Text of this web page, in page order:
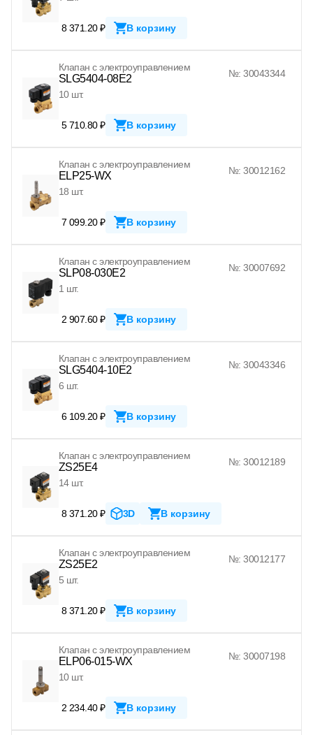
8 371.20 ₽ В корзину
Клапан с электроуправлением
SLG5404-08E2
№: 30043344
10 шт.
5 710.80 ₽ В корзину
Клапан с электроуправлением
ELP25-WX
№: 30012162
18 шт.
7 099.20 ₽ В корзину
Клапан с электроуправлением
SLP08-030E2
№: 30007692
1 шт.
2 907.60 ₽ В корзину
Клапан с электроуправлением
SLG5404-10E2
№: 30043346
6 шт.
6 109.20 ₽ В корзину
Клапан с электроуправлением
ZS25E4
№: 30012189
14 шт.
8 371.20 ₽ 3D В корзину
Клапан с электроуправлением
ZS25E2
№: 30012177
5 шт.
8 371.20 ₽ В корзину
Клапан с электроуправлением
ELP06-015-WX
№: 30007198
10 шт.
2 234.40 ₽ В корзину